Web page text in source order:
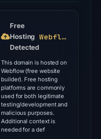
Free
Hosting
Detected
Webflow
This domain is hosted on
Webflow (free website
builder). Free hosting
platforms are commonly
used for both legitimate
testing/development and
malicious purposes.
Additional context is
needed for a def